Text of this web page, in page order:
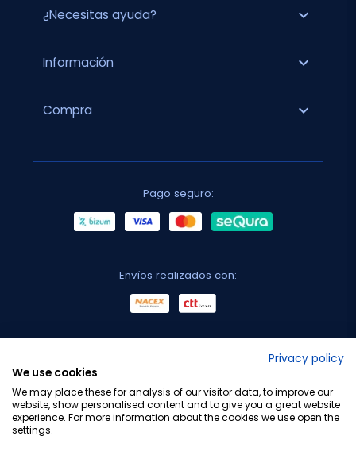
¿Necesitas ayuda? expand_more
Información expand_more
Compra expand_more
Pago seguro:
Envíos realizados con:
Privacy policy
We use cookies
We may place these for analysis of our visitor data, to improve our
website, show personalised content and to give you a great website
experience. For more information about the cookies we use open the
settings.